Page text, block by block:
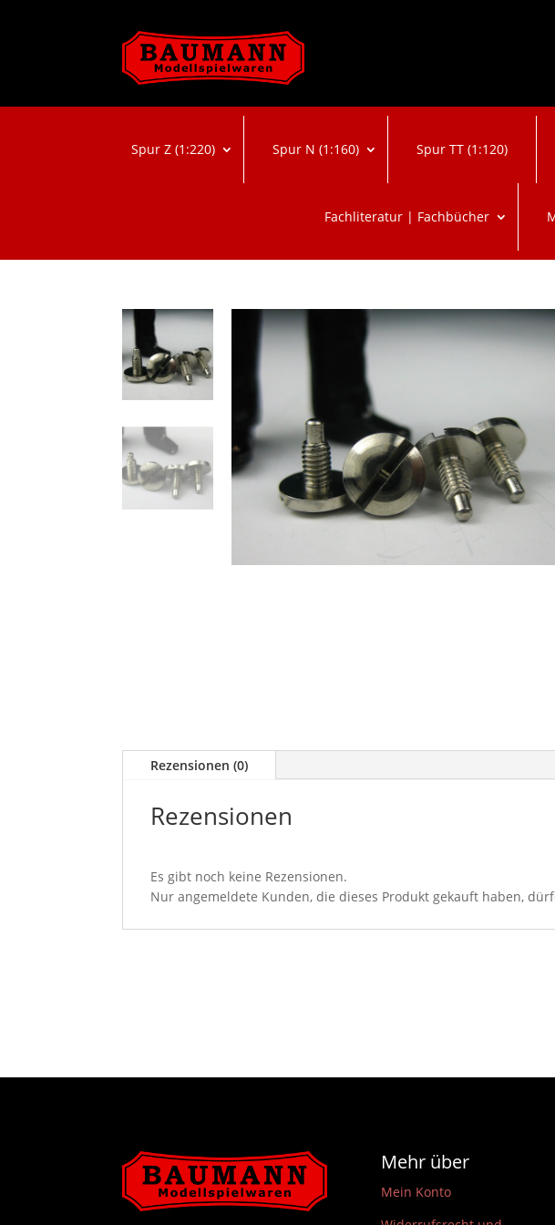
Spur Z (1:220) Spur N (1:160) Spur TT (1:120)
Fachliteratur | Fachbücher
Rezensionen (0)
Rezensionen
Es gibt noch keine Rezensionen.
Nur angemeldete Kunden, die dieses Produkt gekauft haben,
Mehr über
Mein Konto